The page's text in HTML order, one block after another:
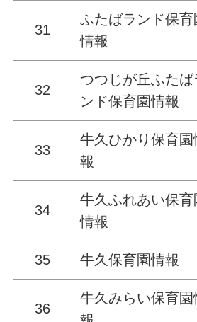
31
ふたばランド保育
情報
32
つつじが丘ふたば
ンド保育園情報
33
牛久ひかり保育園
報
34
牛久ふれあい保育
情報
35 牛久保育園情報
36
牛久みらい保育園